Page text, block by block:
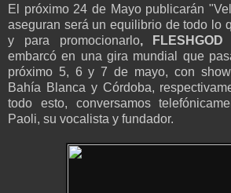
El próximo 24 de Mayo publicarán
aseguran será un equilibrio de todo lo
y para promocionarlo, FLESHGOD
embarcó en una gira mundial que
próximo 5, 6 y 7 de mayo, con
Bahía Blanca y Córdoba,
todo esto, conversamos
Paoli, su vocalista y fundador.